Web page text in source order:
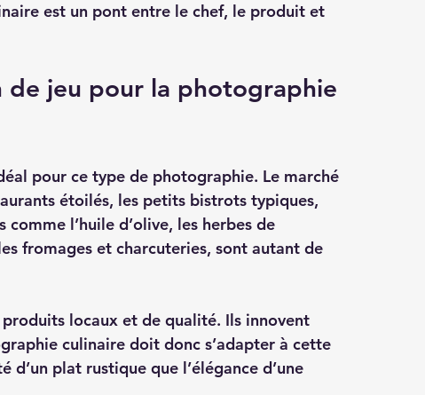
est un pont entre le chef, le produit et
de jeu pour la photographie
pour ce type de photographie. Le marché
étoilés, les petits bistrots typiques,
l’huile d’olive, les herbes de
fromages et charcuteries, sont autant de
locaux et de qualité. Ils innovent
culinaire doit donc s’adapter à cette
plat rustique que l’élégance d’une